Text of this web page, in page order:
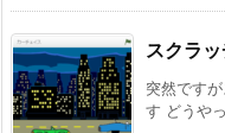
スクラ
突然です
す どうや